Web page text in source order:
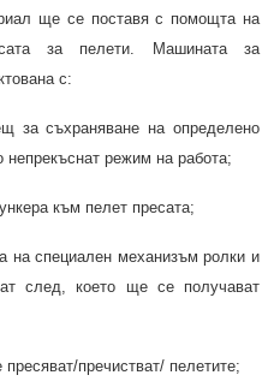
ще се поставя с помощта на
за пелети. Машината за
с:
за съхраняване на определено
непрекъснат режим на работа;
към пелет пресата;
на специален механизъм ролки и
след, което ще се получават
пречистват/ пелетите;